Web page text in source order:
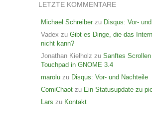
LETZTE KOMMENTARE
Michael Schreiberzu Disqus: Vor-
Vadex zu Gibt es Dinge, die das
nicht kann?
Jonathan Kielholz zu Sanftes
Touchpad in GNOME 3.4
maroluzu Disqus: Vor- und Nachteile
ComiChaotzu Ein Statusupdate zu
Lars zu Kontakt